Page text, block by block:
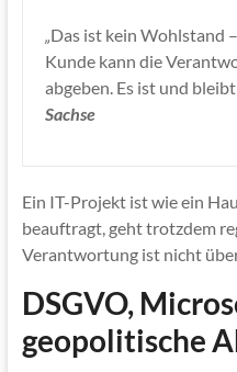
„Das ist kein Wohlstand
Kunde kann die
abgeben. Es ist und
Sachse
Ein IT-Projekt ist wie ein
beauftragt, geht trotzdem
Verantwortung ist nicht
DSGVO,
geopolitische